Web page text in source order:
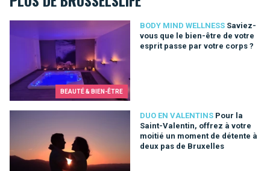
BEAUTÉ & BIEN-ÊTRE
BODY MIND WELLNESS Saviez-
vous que le bien-être de votre
esprit passe par votre corps ?
Saviez-vous que le bien-être de votre esprit passe par votre
DUO EN VALENTINS Pour la
Saint-Valentin, offrez à votre
moitié un moment de détente à
deux pas de Bruxelles
Pour la Saint-Valentin, offrez à votre moitié un moment de